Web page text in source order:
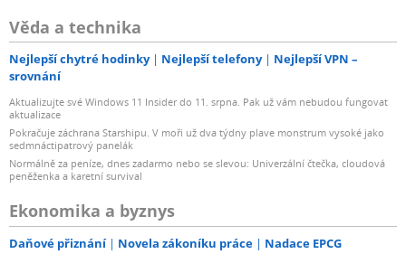
Věda a technika
Nejlepší chytré hodinky Nejlepší telefony
Nejlepší VPN –
srovnání
Aktualizujte své Windows 11 Insider do 11. srpna. Pak už vám nebudou fungovat
aktualizace
Pokračuje záchrana Starshipu. V moři už dva týdny plave monstrum vysoké jako
sedmnáctipatrový panelák
Normálně za peníze, dnes zadarmo nebo se slevou: Univerzální čtečka, cloudová
peněženka a karetní survival
Ekonomika a byznys
Daňové přiznání Novela zákoníku práce Nadace EPCG